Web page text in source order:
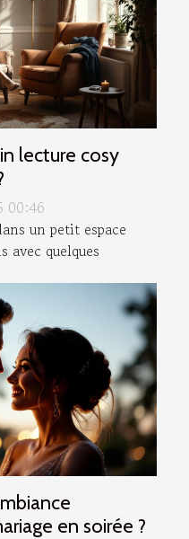
lecture cosy
00:46
un petit espace
avec quelques
en soirée ?